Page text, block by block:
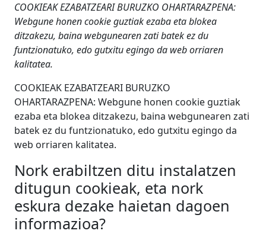
COOKIEAK EZABATZEARI BURUZKO OHARTARAZPENA:
Webgune honen cookie guztiak ezaba eta blokea
ditzakezu, baina webgunearen zati batek ez du
funtzionatuko, edo gutxitu egingo da web orriaren
kalitatea.
COOKIEAK EZABATZEARI BURUZKO
OHARTARAZPENA: Webgune honen cookie guztiak
ezaba eta blokea ditzakezu, baina webgunearen zati
batek ez du funtzionatuko, edo gutxitu egingo da
web orriaren kalitatea.
Nork erabiltzen ditu instalatzen
ditugun cookieak, eta nork
eskura dezake haietan dagoen
informazioa?